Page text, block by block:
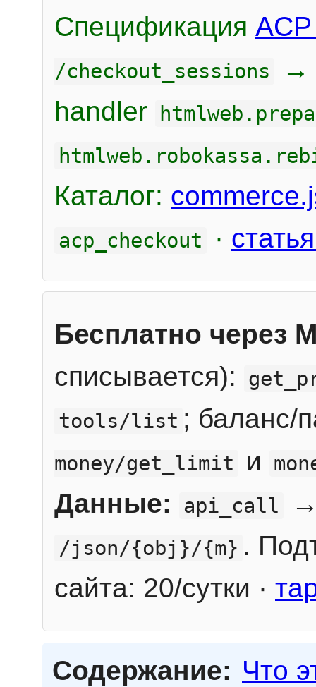
Спецификация
/checkout_sessions
handler
Каталог:
acp_checkout ·
Бесплатно через
списывается):
tools/list ; баланс/
money/get_limit и
Данные: api_call
/json/{obj}/{m} .
сайта: 20/сутки ·
Содержание: Что